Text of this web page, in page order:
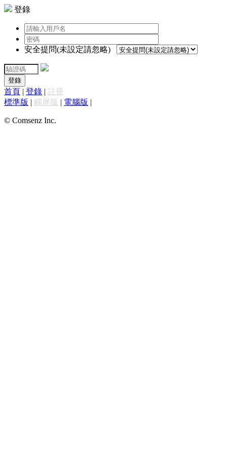
登錄
安全提問(未設定請忽略)
登錄
首頁 | 登錄 | 註冊
標準版 | 觸屏版 | 電腦版 |
© Comsenz Inc.